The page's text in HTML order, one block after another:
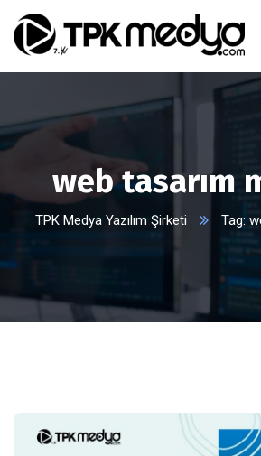
web tasarım
TPK Medya Yazılım Şirketi Tag: